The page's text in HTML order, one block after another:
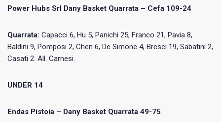
Power Hubs Srl Dany Basket Quarrata – Cefa 109-24
Quarrata: Capacci 6, Hu 5, Panichi 25, Franco 21, Pavia 8,
Baldini 9, Pomposi 2, Chen 6, De Simone 4, Bresci 19, Sabatini 2,
Casati 2. All. Carnesi.
UNDER 14
Endas Pistoia – Dany Basket Quarrata 49-75